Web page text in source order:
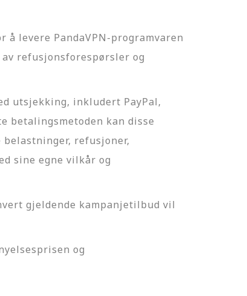
å levere PandaVPN-programvaren
refusjonsforespørsler og
utsjekking, inkludert PayPal,
betalingsmetoden kan disse
refusjoner,
sine egne vilkår og
gjeldende kampanjetilbud vil
og